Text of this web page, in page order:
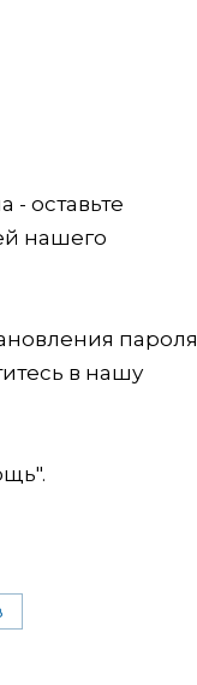
- оставьте
нашего
пароля
в нашу